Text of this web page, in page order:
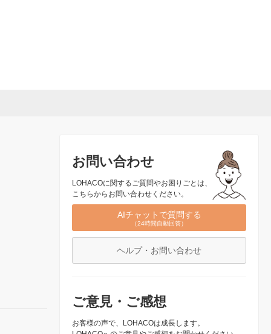
お問い合わせ
LOHACOに関するご質問やお困りごとは、
こちらからお問い合わせください。
AIチャットで質問する
（24時間自動回答）
ヘルプ・お問い合わせ
ご意見・ご感想
お客様の声で、LOHACOは成長します。